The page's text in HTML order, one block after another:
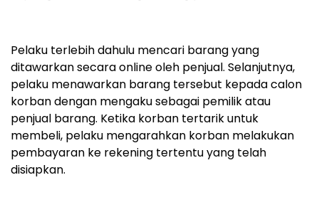
Pelaku terlebih dahulu mencari barang yang
ditawarkan secara online oleh penjual. Selanjutnya,
pelaku menawarkan barang tersebut kepada calon
korban dengan mengaku sebagai pemilik atau
penjual barang. Ketika korban tertarik untuk
membeli, pelaku mengarahkan korban melakukan
pembayaran ke rekening tertentu yang telah
disiapkan.